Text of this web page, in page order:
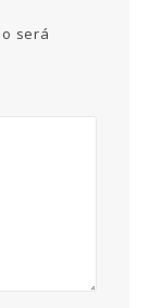
será